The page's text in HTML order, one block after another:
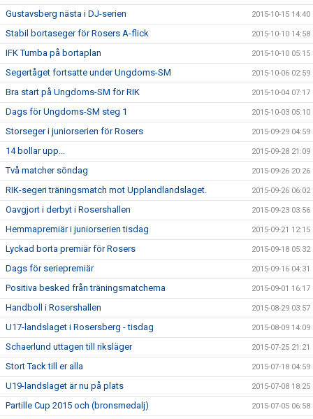
Gustavsberg nästa i DJ-serien 2015-10-15 14:40
Stabil bortaseger för Rosers A-flick 2015-10-10 14:58
IFK Tumba på bortaplan 2015-10-10 05:15
Segertåget fortsatte under Ungdoms-SM 2015-10-06 02:59
Bra start på Ungdoms-SM för RIK 2015-10-04 07:17
Dags för Ungdoms-SM steg 1 2015-10-03 05:10
Storseger i juniorserien för Rosers 2015-09-29 04:59
14 bollar upp... 2015-09-28 21:09
Två matcher söndag 2015-09-26 20:26
RIK-segeri träningsmatch mot Upplandlandslaget. 2015-09-26 06:02
Oavgjort i derbyt i Rosershallen 2015-09-23 03:56
Hemmapremiär i juniorserien tisdag 2015-09-21 12:15
Lyckad borta premiär för Rosers 2015-09-18 05:32
Dags för seriepremiär 2015-09-16 04:31
Positiva besked från träningsmatcherna 2015-09-01 16:17
Handboll i Rosershallen 2015-08-29 03:57
U17-landslaget i Rosersberg - tisdag 2015-08-09 14:09
Schaerlund uttagen till riksläger 2015-07-25 21:21
Stort Tack till er alla 2015-07-18 04:59
U19-landslaget är nu på plats 2015-07-08 18:25
Partille Cup 2015 och (bronsmedalj) 2015-07-05 06:58